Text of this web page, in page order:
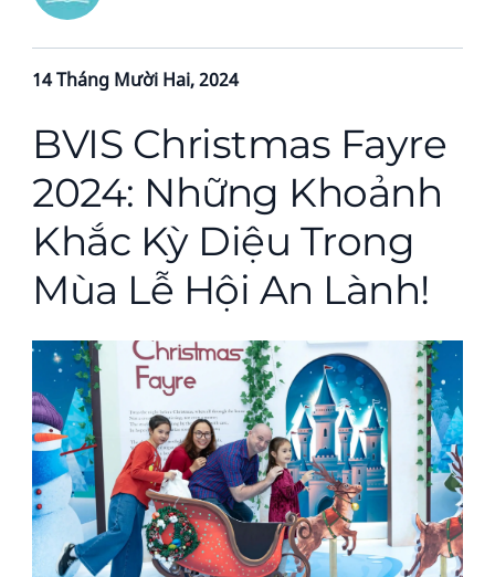
14 Tháng Mười Hai, 2024
BVIS Christmas Fayre
2024: Những Khoảnh
Khắc Kỳ Diệu Trong
Mùa Lễ Hội An Lành!